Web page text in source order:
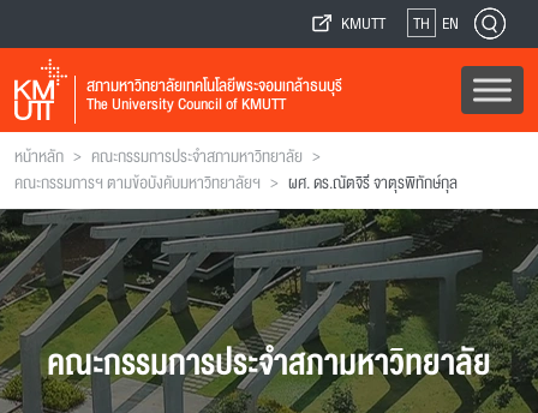
KMUTT TH EN
สภามหาวิทยาลัยเทคโนโลยีพระจอมเกล้าธนบุรี
The University Council of KMUTT
หน้าหลัก > คณะกรรมการประจำสภามหาวิทยาลัย >
คณะกรรมการฯ ตามข้อบังคับมหาวิทยาลัยฯ > ผศ. ดร.ณัตจิรี จาตุรพิทักษ์กุล
คณะกรรมการประจำสภามหาวิทยาลัย